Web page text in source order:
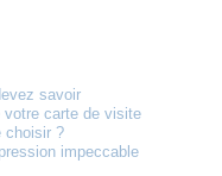
savoir
votre carte de visite
choisir ?
impeccable